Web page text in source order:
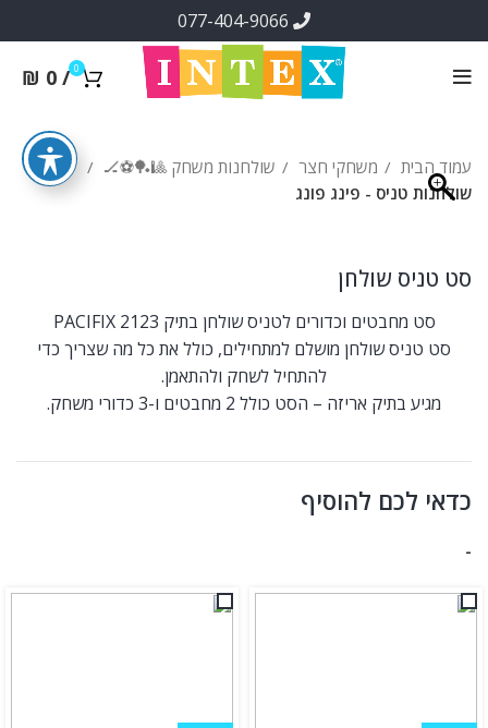
0
/
₪ 0
עמוד הבית משחקי חצר
שולחנות משחק 🎱🏓⚽🏒
שולחנות טניס - פינג פונג
סט טניס שולחן
סט מחבטים וכדורים לטניס שולחן בתיק PACIFIX 2123
סט טניס שולחן מושלם למתחילים, כולל את כל מה שצריך כדי
להתחיל לשחק ולהתאמן.
מגיע בתיק אריזה – הסט כולל 2 מחבטים ו-3 כדורי משחק.
כדאי לכם להוסיף
-